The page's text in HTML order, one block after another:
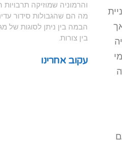
והרמוניה שמוזיקה תרבויות
מה הם שהגבולות סידור
הבמה בין ניתן לסוגות של
בין צורות.
עקוב אחרינו